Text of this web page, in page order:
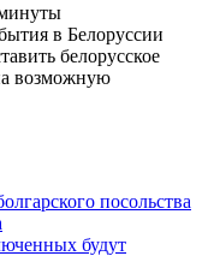
в Белоруссии
белорусское
возможную
посольства
будут